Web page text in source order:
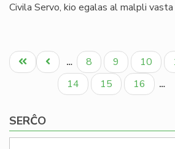
Civila Servo, kio egalas al malpli vasta
Pagination
Unua
paĝo
Antaŭa
paĝo
… Paĝo
8 Paĝo
9 Paĝo
10
Paĝo
14 Paĝo
15 Paĝo
16 …
SERĈO